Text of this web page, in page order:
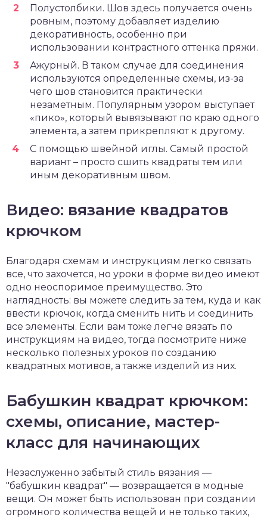
Полустолбики. Шов здесь получается очень
ровным, поэтому добавляет изделию
декоративность, особенно при
использовании контрастного оттенка пряжи.
Ажурный. В таком случае для соединения
используются определенные схемы, из-за
чего шов становится практически
незаметным. Популярным узором выступает
«пико», который вывязывают по краю одного
элемента, а затем прикрепляют к другому.
С помощью швейной иглы. Самый простой
вариант – просто сшить квадраты тем или
иным декоративным швом.
Видео: вязание квадратов
крючком
Благодаря схемам и инструкциям легко связать
все, что захочется, но уроки в форме видео имеют
одно неоспоримое преимущество. Это
наглядность: вы можете следить за тем, куда и как
ввести крючок, когда сменить нить и соединить
все элементы. Если вам тоже легче вязать по
инструкциям на видео, тогда посмотрите ниже
несколько полезных уроков по созданию
квадратных мотивов, а также изделий из них.
Бабушкин квадрат крючком:
схемы, описание, мастер-
класс для начинающих
Незаслуженно забытый стиль вязания —
"бабушкин квадрат" — возвращается в модные
вещи. Он может быть использован при создании
огромного количества вещей и не только таких,